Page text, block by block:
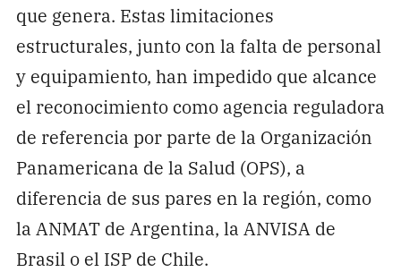
que genera. Estas limitaciones
estructurales, junto con la falta de personal
y equipamiento, han impedido que alcance
el reconocimiento como agencia reguladora
de referencia por parte de la Organización
Panamericana de la Salud (OPS), a
diferencia de sus pares en la región, como
la ANMAT de Argentina, la ANVISA de
Brasil o el ISP de Chile.